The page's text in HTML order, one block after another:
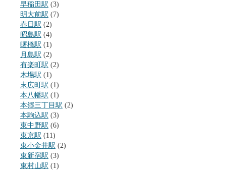
早稲田駅 (3)
明大前駅 (7)
春日駅 (2)
昭島駅 (4)
曙橋駅 (1)
月島駅 (2)
有楽町駅 (2)
木場駅 (1)
末広町駅 (1)
本八幡駅 (1)
本郷三丁目駅 (2)
本駒込駅 (3)
東中野駅 (6)
東京駅 (11)
東小金井駅 (2)
東新宿駅 (3)
東村山駅 (1)